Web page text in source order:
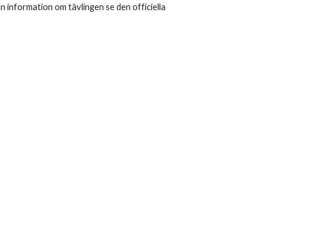
information om tävlingen se den officiella